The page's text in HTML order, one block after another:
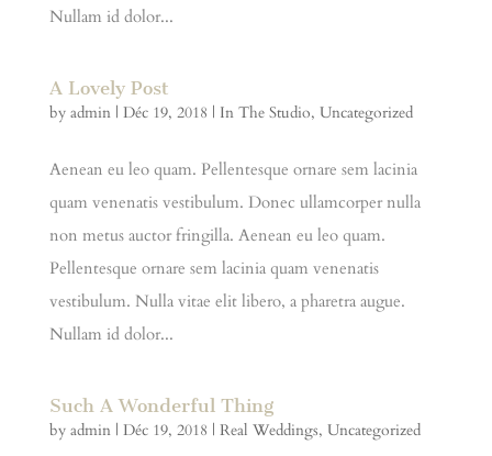
Nullam id dolor...
A Lovely Post
by admin| Déc 19, 2018 | In The Studio, Uncategorized
Aenean eu leo quam. Pellentesque ornare sem lacinia
quam venenatis vestibulum. Donec ullamcorper nulla
non metus auctor fringilla. Aenean eu leo quam.
Pellentesque ornare sem lacinia quam venenatis
vestibulum. Nulla vitae elit libero, a pharetra augue.
Nullam id dolor...
Such A Wonderful Thing
by admin| Déc 19, 2018 | Real Weddings, Uncategorized